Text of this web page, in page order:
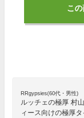
こ
RRgypsies(60代・男性)
ルッチェの極厚 村
ィース向けの極厚